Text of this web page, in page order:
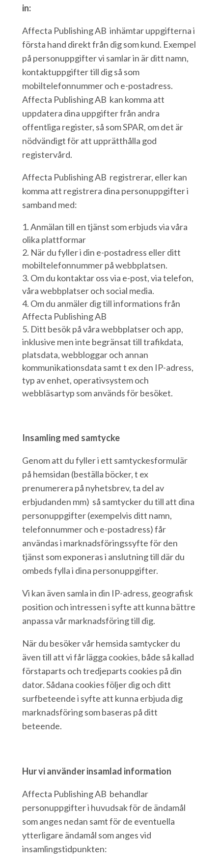
in:
Affecta Publishing AB inhämtar uppgifterna i
första hand direkt från dig som kund. Exempel
på personuppgifter vi samlar in är ditt namn,
kontaktuppgifter till dig så som
mobiltelefonnummer och e-postadress.
Affecta Publishing AB kan komma att
uppdatera dina uppgifter från andra
offentliga register, så som SPAR, om det är
nödvändigt för att upprätthålla god
registervård.
Affecta Publishing AB registrerar, eller kan
komma att registrera dina personuppgifter i
samband med:
Anmälan till en tjänst som erbjuds via våra
olika plattformar
När du fyller i din e-postadress eller ditt
mobiltelefonnummer på webbplatsen.
Om du kontaktar oss via e-post, via telefon,
våra webbplatser och social media.
Om du anmäler dig till informations från
Affecta Publishing AB
Ditt besök på våra webbplatser och app,
inklusive men inte begränsat till trafikdata,
platsdata, webbloggar och annan
kommunikationsdata samt t ex den IP-adress,
typ av enhet, operativsystem och
webbläsartyp som används för besöket.
Insamling med samtycke
Genom att du fyller i ett samtyckesformulär
på hemsidan (beställa böcker, t ex
prenumerera på nyhetsbrev, ta del av
erbjudanden mm) så samtycker du till att dina
personuppgifter (exempelvis ditt namn,
telefonnummer och e-postadress) får
användas i marknadsföringssyfte för den
tjänst som exponeras i anslutning till där du
ombeds fylla i dina personuppgifter.
Vi kan även samla in din IP-adress, geografisk
position och intressen i syfte att kunna bättre
anpassa vår marknadsföring till dig.
När du besöker vår hemsida samtycker du
även till att vi får lägga cookies, både så kallad
förstaparts och tredjeparts cookies på din
dator. Sådana cookies följer dig och ditt
surfbeteende i syfte att kunna erbjuda dig
marknadsföring som baseras på ditt
beteende.
Hur vi använder insamlad information
Affecta Publishing AB behandlar
personuppgifter i huvudsak för de ändamål
som anges nedan samt för de eventuella
ytterligare ändamål som anges vid
insamlingstidpunkten: